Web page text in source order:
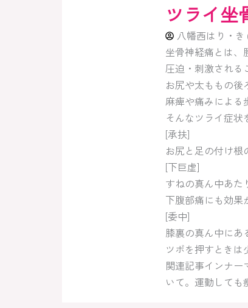
ツライ坐
八幡西はり・
坐骨神経痛とは、
圧迫・刺激される
お尻や太ももの後
麻痺や痛みによる
そんなツライ症状
[承扶]
お尻と足の付け根
[下巨虚]
すねの真ん中あた
下腹部痛にも効果
[委中]
膝裏の真ん中にあ
ツボを押すときは
関連記事インナ
いて。運動しても